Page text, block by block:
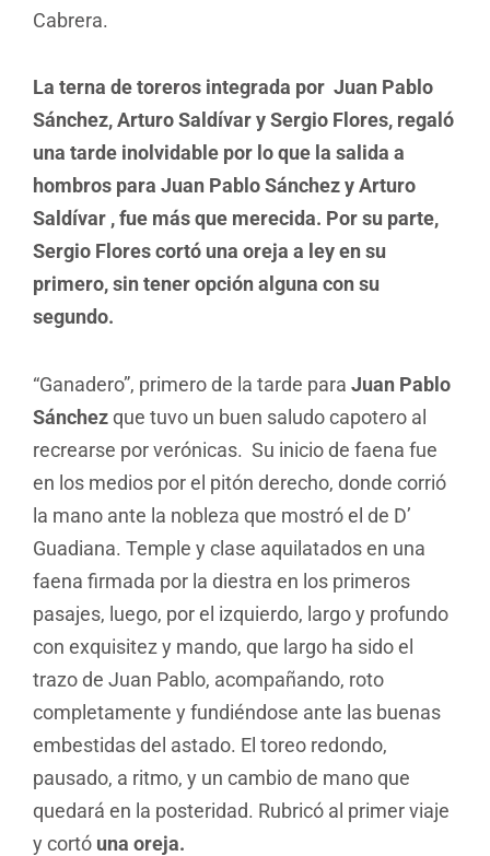
Cabrera.
La terna de toreros integrada por Juan Pablo
Sánchez, Arturo Saldívar y Sergio Flores, regaló
una tarde inolvidable por lo que la salida a
hombros para Juan Pablo Sánchez y Arturo
Saldívar , fue más que merecida. Por su parte,
Sergio Flores cortó una oreja a ley en su
primero, sin tener opción alguna con su
segundo.
“Ganadero”, primero de la tarde para Juan Pablo
Sánchezque tuvo un buen saludo capotero al
recrearse por verónicas. Su inicio de faena fue
en los medios por el pitón derecho, donde corrió
la mano ante la nobleza que mostró el de D’
Guadiana. Temple y clase aquilatados en una
faena firmada por la diestra en los primeros
pasajes, luego, por el izquierdo, largo y profundo
con exquisitez y mando, que largo ha sido el
trazo de Juan Pablo, acompañando, roto
completamente y fundiéndose ante las buenas
embestidas del astado. El toreo redondo,
pausado, a ritmo, y un cambio de mano que
quedará en la posteridad. Rubricó al primer viaje
y cortó una oreja.